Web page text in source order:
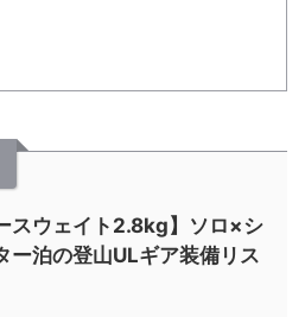
スウェイト2.8kg】ソロ×シ
ー泊の登山ULギア装備リス